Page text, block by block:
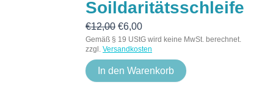
Soildaritätsschleife
€12,00 €6,00
Gemäß § 19 UStG wird keine MwSt. berechnet.
zzgl. Versandkosten
In den Warenkorb